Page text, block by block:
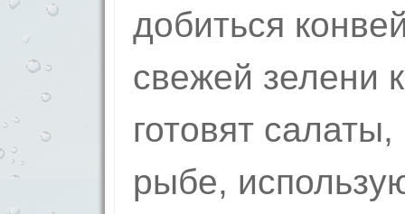
добиться
свежей зелени
готовят
рыбе,